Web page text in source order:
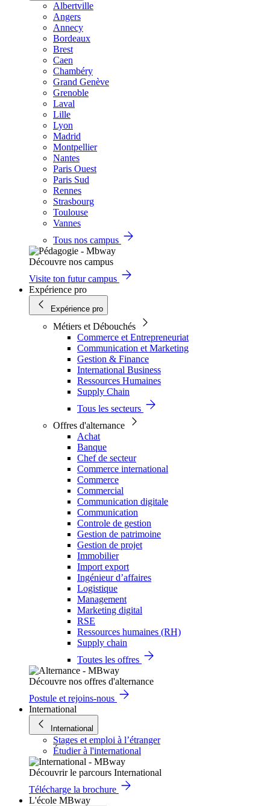
Albertville
Angers
Annecy
Bordeaux
Brest
Caen
Chambéry
Grand Genève
Grenoble
Laval
Lille
Lyon
Madrid
Montpellier
Nantes
Paris Ouest
Paris Sud
Rennes
Strasbourg
Toulouse
Vannes
Tous nos campus
Découvre nos campus
Visite ton futur campus
Expérience pro
Expérience pro
Métiers et Débouchés
Commerce et Entrepreneuriat
Communication et Marketing
Gestion & Finance
International Business
Ressources Humaines
Supply Chain
Tous les secteurs
Offres d'alternance
Achat
Banque
Chef de secteur
Commerce international
Commerce
Commercial
Communication digitale
Communication
Controle de gestion
Gestion de patrimoine
Gestion de projet
Immobilier
Import export
Ingénieur d’affaires
Logistique
Management
Marketing digital
RSE
Ressources humaines (RH)
Supply chain
Toutes les offres
Découvre nos offres d'alternance
Postule et rejoins-nous
International
International
Stages et emploi à l’étranger
Étudier à l'international
Découvrir le parcours International
Télécharge la brochure
L'école MBway